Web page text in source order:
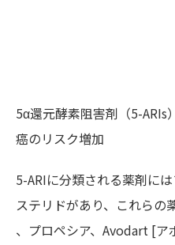
5α還元酵素阻害剤（5-
癌のリスク増加
5-ARIに分類される薬剤に
ステリドがあり、これらの
、プロペシア、Avodart [